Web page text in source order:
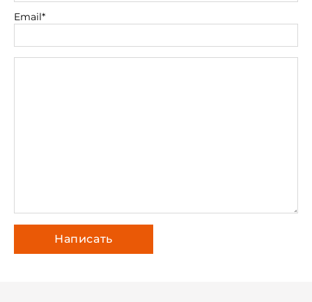
Email*